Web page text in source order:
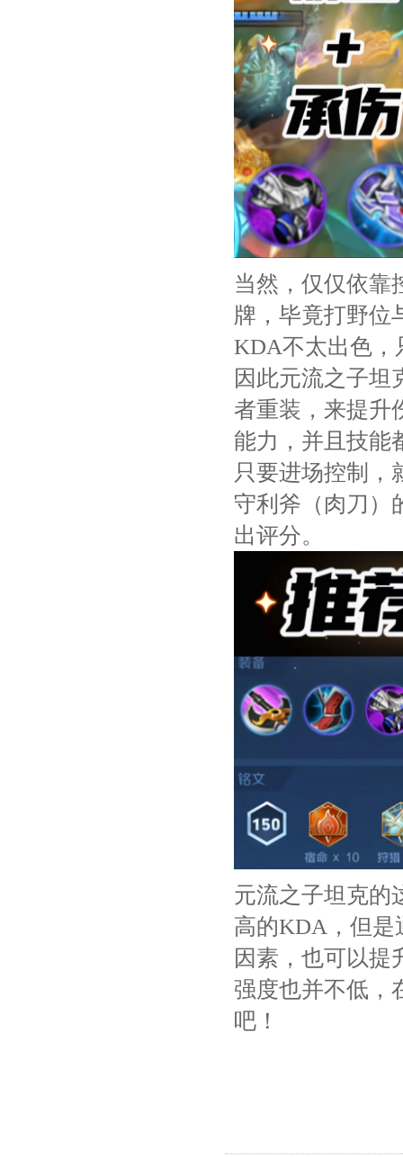
当然，仅仅依靠
牌，毕竟打野位
KDA不太出色，
因此元流之子坦
者重装，来提升
能力，并且技能
只要进场控制，
守利斧（肉刀）
出评分。
元流之子坦克的
高的KDA，但是
因素，也可以提
强度也并不低，
吧！